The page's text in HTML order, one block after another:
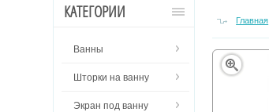
КАТЕГОРИИ
Ванны
Шторки на ванну
Экран под ванну
Главная